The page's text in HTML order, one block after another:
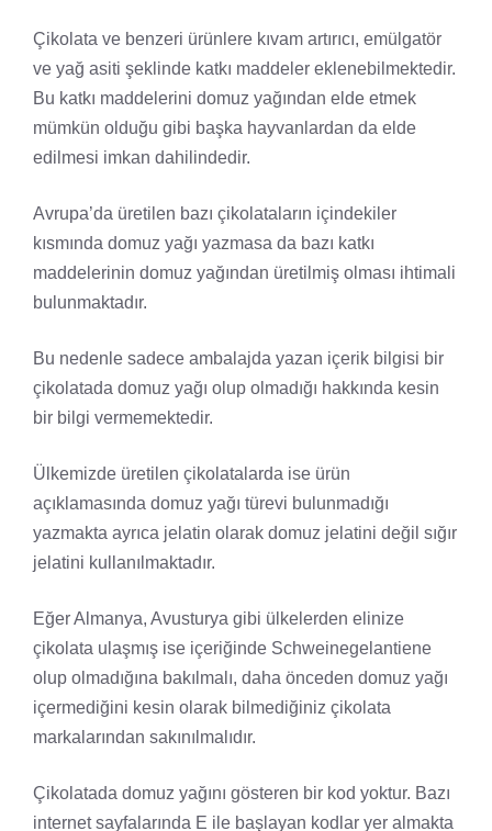
Çikolata ve benzeri ürünlere kıvam artırıcı, emülgatör
ve yağ asiti şeklinde katkı maddeler eklenebilmektedir.
Bu katkı maddelerini domuz yağından elde etmek
mümkün olduğu gibi başka hayvanlardan da elde
edilmesi imkan dahilindedir.
Avrupa’da üretilen bazı çikolataların içindekiler
kısmında domuz yağı yazmasa da bazı katkı
maddelerinin domuz yağından üretilmiş olması ihtimali
bulunmaktadır.
Bu nedenle sadece ambalajda yazan içerik bilgisi bir
çikolatada domuz yağı olup olmadığı hakkında kesin
bir bilgi vermemektedir.
Ülkemizde üretilen çikolatalarda ise ürün
açıklamasında domuz yağı türevi bulunmadığı
yazmakta ayrıca jelatin olarak domuz jelatini değil sığır
jelatini kullanılmaktadır.
Eğer Almanya, Avusturya gibi ülkelerden elinize
çikolata ulaşmış ise içeriğinde Schweinegelantiene
olup olmadığına bakılmalı, daha önceden domuz yağı
içermediğini kesin olarak bilmediğiniz çikolata
markalarından sakınılmalıdır.
Çikolatada domuz yağını gösteren bir kod yoktur. Bazı
internet sayfalarında E ile başlayan kodlar yer almakta